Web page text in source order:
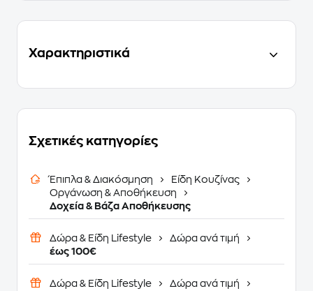
Χαρακτηριστικά
Σχετικές κατηγορίες
Έπιπλα & Διακόσμηση
Είδη Κουζίνας
Οργάνωση & Αποθήκευση
Δοχεία & Βάζα Αποθήκευσης
Δώρα & Είδη Lifestyle
Δώρα ανά τιμή
έως 100€
Δώρα & Είδη Lifestyle
Δώρα ανά τιμή